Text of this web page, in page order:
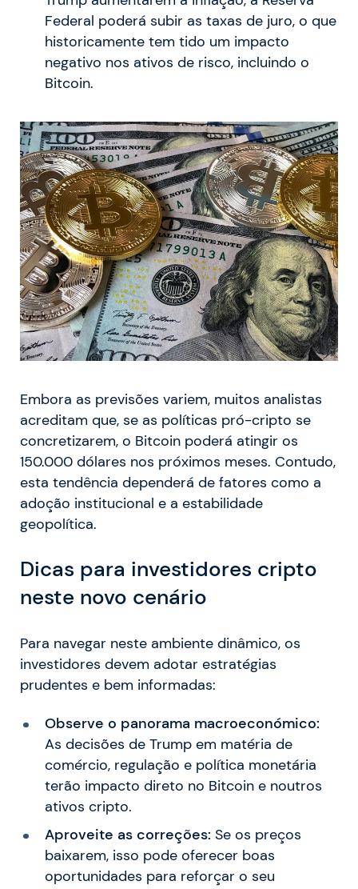
Federal poderá subir as taxas de juro, o que
historicamente tem tido um impacto
negativo nos ativos de risco, incluindo o
Bitcoin.
Embora as previsões variem, muitos analistas
acreditam que, se as políticas pró-cripto se
concretizarem, o Bitcoin poderá atingir os
150.000 dólares nos próximos meses. Contudo,
esta tendência dependerá de fatores como a
adoção institucional e a estabilidade
geopolítica.
Dicas para investidores cripto
neste novo cenário
Para navegar neste ambiente dinâmico, os
investidores devem adotar estratégias
prudentes e bem informadas:
Observe o panorama macroeconómico:
As decisões de Trump em matéria de
comércio, regulação e política monetária
terão impacto direto no Bitcoin e noutros
ativos cripto.
Aproveite as correções: Se os preços
baixarem, isso pode oferecer boas
oportunidades para reforçar o seu